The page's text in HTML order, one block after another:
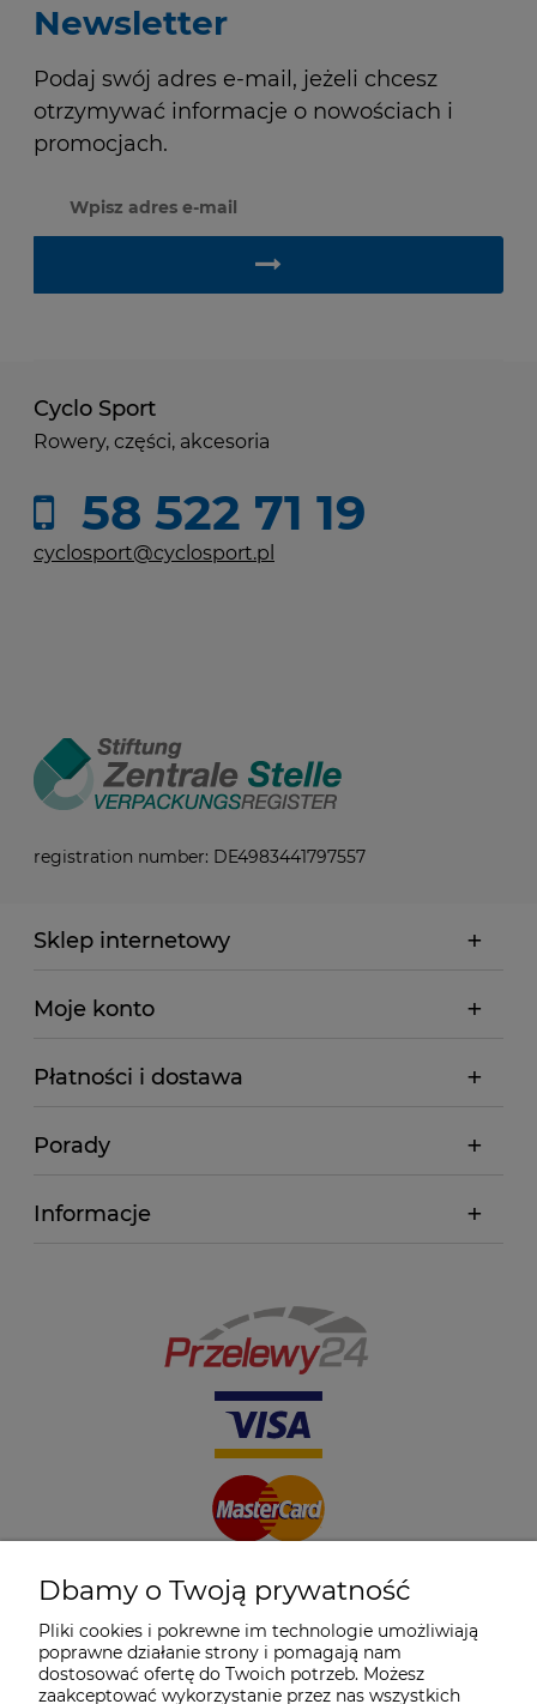
Newsletter
Podaj swój adres e-mail, jeżeli chcesz
otrzymywać informacje o nowościach i
promocjach.
Cyclo Sport
Rowery, części, akcesoria
58 522 71 19
cyclosport@cyclosport.pl
registration number: DE4983441797557
Sklep internetowy
Moje konto
Płatności i dostawa
Porady
Informacje
Dbamy o Twoją prywatność
Pliki cookies i pokrewne im technologie umożliwiają
poprawne działanie strony i pomagają nam
dostosować ofertę do Twoich potrzeb. Możesz
zaakceptować wykorzystanie przez nas wszystkich